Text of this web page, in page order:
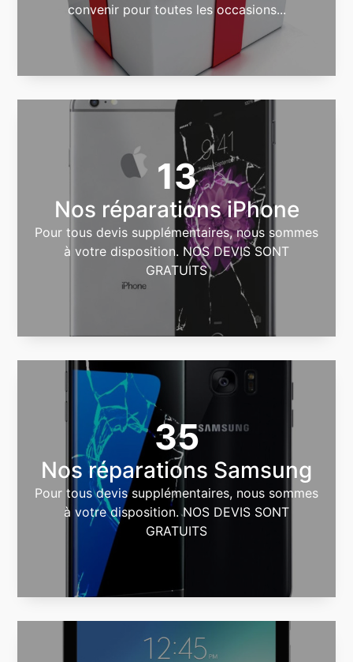
convenir pour toutes les occasions...
13
Nos réparations iPhone
Pour tous devis supplémentaires, nous sommes
à votre disposition. NOS DEVIS SONT
GRATUITS
35
Nos réparations Samsung
Pour tous devis supplémentaires, nous sommes
à votre disposition. NOS DEVIS SONT
GRATUITS